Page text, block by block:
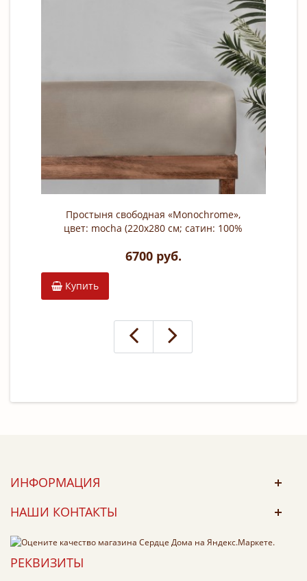
Простыня свободная «Monochrome»,
цвет: mocha (220х280 см; сатин: 100%
6700 руб.
Купить
ИНФОРМАЦИЯ
НАШИ КОНТАКТЫ
РЕКВИЗИТЫ